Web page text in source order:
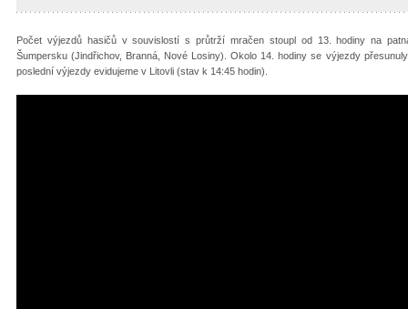
Počet výjezdů hasičů v souvislostí s průtrží mračen stoupl od 13. hodiny na
Šumpersku (Jindřichov, Branná, Nové Losiny). Okolo 14. hodiny se výjezdy
poslední výjezdy evidujeme v Litovli (stav k 14:45 hodin).